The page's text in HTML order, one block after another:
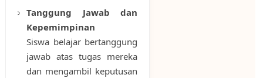
Tanggung Jawab dan
Kepemimpinan
Siswa belajar bertanggung
jawab atas tugas mereka
dan mengambil keputusan